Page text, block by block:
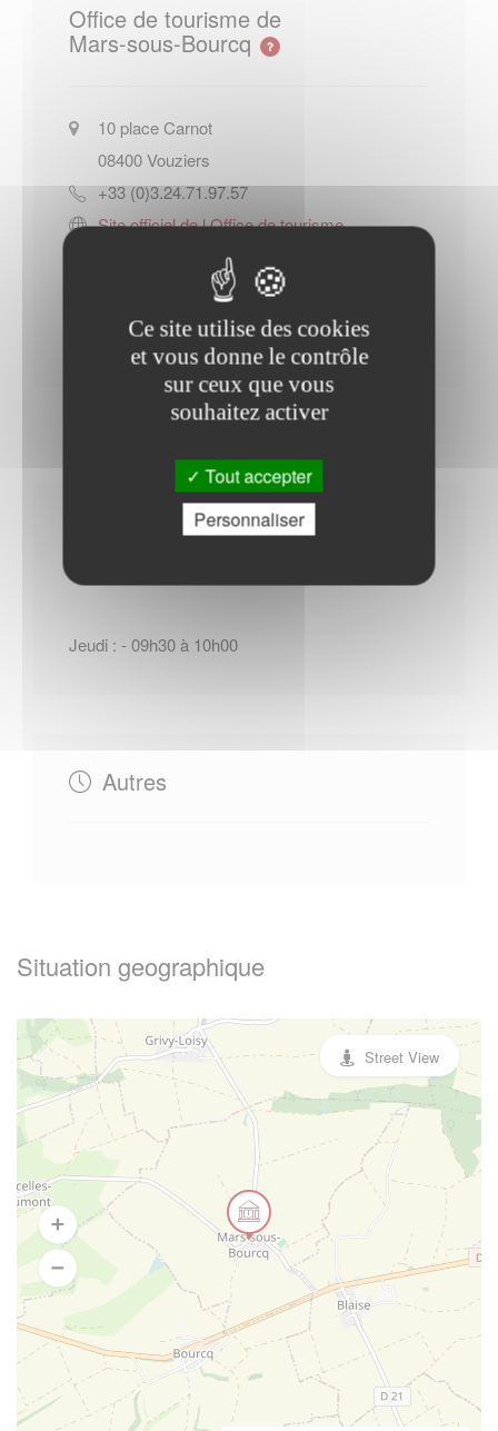
Office de tourisme de
Mars-sous-Bourcq
10 place Carnot
08400Vouziers
+33 (0)3.24.71.97.57
Site officiel de l Office de tourisme
Contacter l'office de tourisme
Horaires Mairie
Jeudi : - 09h30 à 10h00
Autres
Situation geographique
Street View
Ce site utilise des cookies
et vous donne le contrôle
sur ceux que vous
souhaitez activer
Tout accepter
Personnaliser